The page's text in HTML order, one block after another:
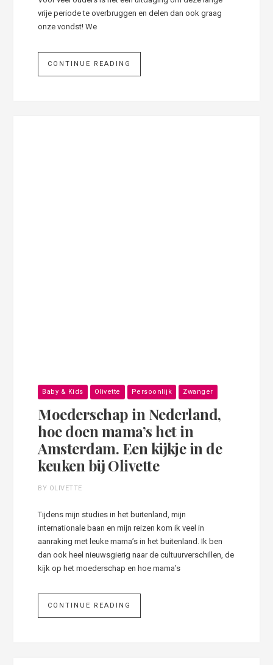
vrije periode te overbruggen en delen dan ook graag
onze vondst! We
CONTINUE READING
Baby & Kids Olivette Persoonlijk Zwanger
Moederschap in Nederland,
hoe doen mama’s het in
Amsterdam. Een kijkje in de
keuken bij Olivette
BY OLIVETTE
Tijdens mijn studies in het buitenland, mijn
internationale baan en mijn reizen kom ik veel in
aanraking met leuke mama’s in het buitenland. Ik ben
dan ook heel nieuwsgierig naar de cultuurverschillen, de
kijk op het moederschap en hoe mama’s
CONTINUE READING